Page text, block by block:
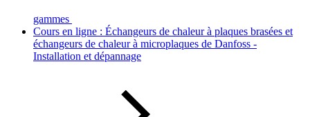
gammes
Cours en ligne : Échangeurs de chaleur à plaques brasées et
échangeurs de chaleur à microplaques de Danfoss -
Installation et dépannage